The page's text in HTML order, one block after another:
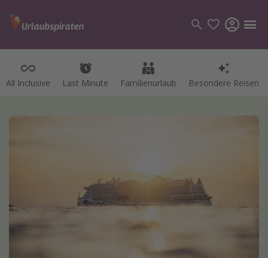
All Inclusive Last Minute Familienurlaub Besondere Reisen
Kategorien
Reiseziele
Alle Reiseziele